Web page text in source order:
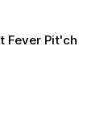
Fever Pit'ch